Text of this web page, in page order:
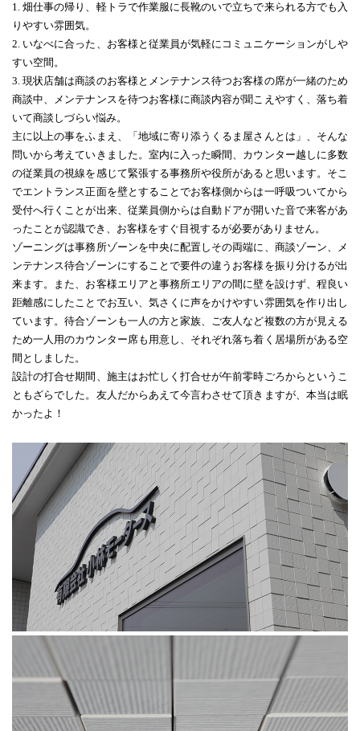
1. 畑仕事の帰り、軽トラで作業服に長靴のいで立ちで来られる方でも入
りやすい雰囲気。
2. いなべに合った、お客様と従業員が気軽にコミュニケーションがしや
すい空間。
3. 現状店舗は商談のお客様とメンテナンス待つお客様の席が一緒のため
商談中、メンテナンスを待つお客様に商談内容が聞こえやすく、落ち着
いて商談しづらい悩み。
主に以上の事をふまえ、「地域に寄り添うくるま屋さんとは」、そんな
問いから考えていきました。室内に入った瞬間、カウンター越しに多数
の従業員の視線を感じて緊張する事務所や役所があると思います。そこ
でエントランス正面を壁とすることでお客様側からは一呼吸ついてから
受付へ行くことが出来、従業員側からは自動ドアが開いた音で来客があ
ったことが認識でき、お客様をすぐ目視するが必要がありません。
ゾーニングは事務所ゾーンを中央に配置しその両端に、商談ゾーン、メ
ンテナンス待合ゾーンにすることで要件の違うお客様を振り分けるが出
来ます。また、お客様エリアと事務所エリアの間に壁を設けず、程良い
距離感にしたことでお互い、気さくに声をかけやすい雰囲気を作り出し
ています。待合ゾーンも一人の方と家族、ご友人など複数の方が見える
ため一人用のカウンター席も用意し、それぞれ落ち着く居場所がある空
間としました。
設計の打合せ期間、施主はお忙しく打合せが午前零時ごろからというこ
ともざらでした。友人だからあえて今言わさせて頂きますが、本当は眠
かったよ！